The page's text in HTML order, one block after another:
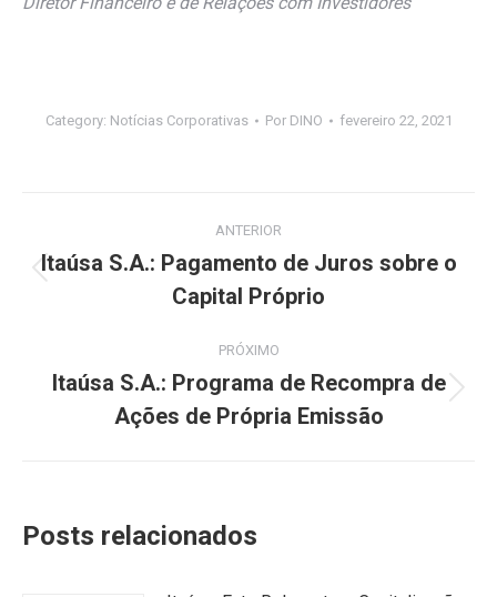
Category: Notícias Corporativas Por DINO fevereiro 22, 2021
de
ANTERIOR
anterior:
Itaúsa S.A.: Pagamento de Juros sobre o
Capital Próprio
PRÓXIMO
post:
Itaúsa S.A.: Programa de Recompra de
Ações de Própria Emissão
Posts relacionados